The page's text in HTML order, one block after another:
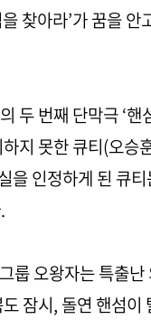
찾아라’가 꿈을
두 번째 단막극 ‘핸
지 못한 큐티(오승
을 인정하게 된 큐
룹 오왕자는 특출
잠시, 돌연 핸섬